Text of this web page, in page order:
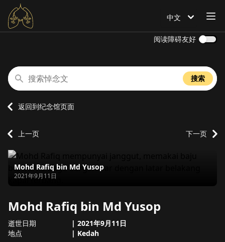
语言设置为
中文 打
阅读障碍友好
搜索悼念文
搜索
返回到纪念馆页面
上一页 下一页
Mohd Rafiq bin Md Yusop
逝世日期
2021年9月11日
Mohd Rafiq bin Md Yusop
逝世日期 | 2021年9月11日
地点
| Kedah